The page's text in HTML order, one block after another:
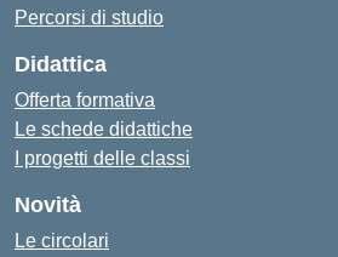
Percorsi di studio
Didattica
Offerta formativa
Le schede didattiche
I progetti delle classi
Novità
Le circolari